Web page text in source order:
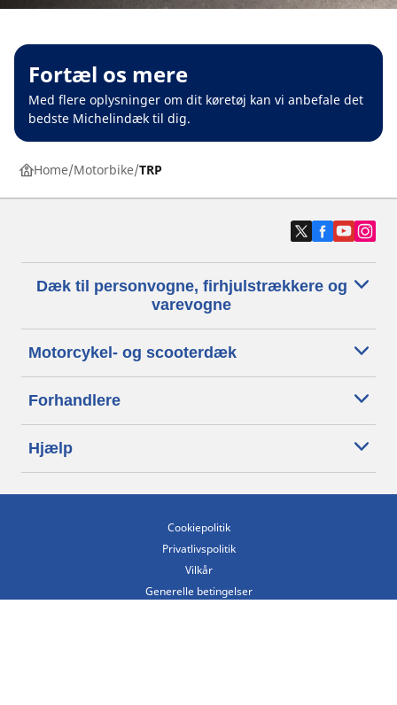
Fortæl os mere
Med flere oplysninger om dit køretøj kan vi anbefale det
bedste Michelindæk til dig.
Home Motorbike TRP
Dæk til personvogne, firhjulstrækkere og
varevogne
Motorcykel- og scooterdæk
Forhandlere
Hjælp
Cookiepolitik
Privatlivspolitik
Vilkår
Generelle betingelser